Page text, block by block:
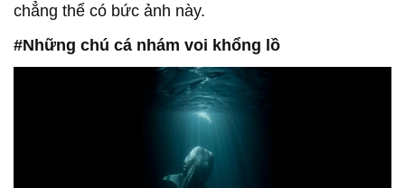
chẳng thể có bức ảnh này.
#Những chú cá nhám voi khổng lồ